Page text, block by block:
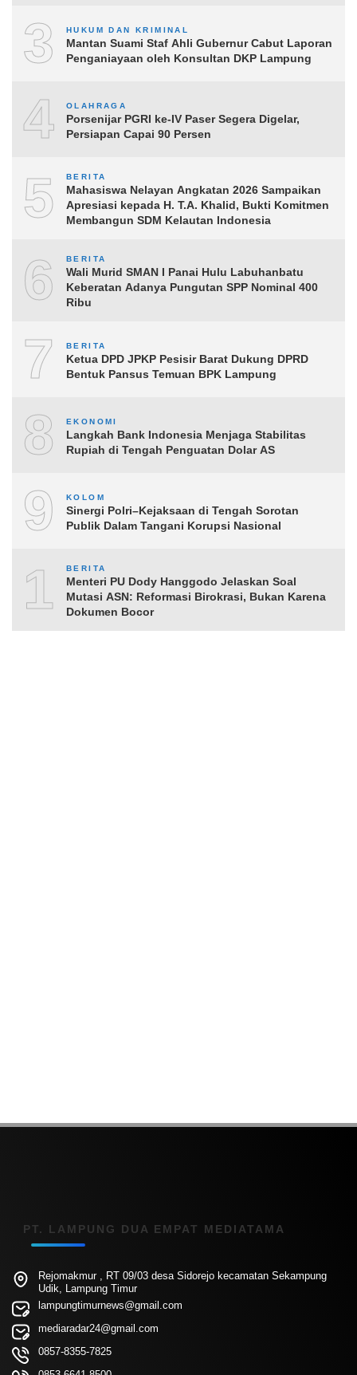
3 HUKUM DAN KRIMINAL
Mantan Suami Staf Ahli Gubernur Cabut Laporan
Penganiayaan oleh Konsultan DKP Lampung
4 OLAHRAGA
Porsenijar PGRI ke-IV Paser Segera Digelar,
Persiapan Capai 90 Persen
5 BERITA
Mahasiswa Nelayan Angkatan 2026 Sampaikan
Apresiasi kepada H. T.A. Khalid, Bukti Komitmen
Membangun SDM Kelautan Indonesia
6 BERITA
Wali Murid SMAN I Panai Hulu Labuhanbatu
Keberatan Adanya Pungutan SPP Nominal 400
Ribu
7 BERITA
Ketua DPD JPKP Pesisir Barat Dukung DPRD
Bentuk Pansus Temuan BPK Lampung
8 EKONOMI
Langkah Bank Indonesia Menjaga Stabilitas
Rupiah di Tengah Penguatan Dolar AS
9 KOLOM
Sinergi Polri–Kejaksaan di Tengah Sorotan
Publik Dalam Tangani Korupsi Nasional
10BERITA
Menteri PU Dody Hanggodo Jelaskan Soal
Mutasi ASN: Reformasi Birokrasi, Bukan Karena
Dokumen Bocor
PT. LAMPUNG DUA EMPAT MEDIATAMA
Rejomakmur , RT 09/03 desa Sidorejo kecamatan Sekampung
Udik, Lampung Timur
lampungtimurnews@gmail.com
mediaradar24@gmail.com
0857-8355-7825